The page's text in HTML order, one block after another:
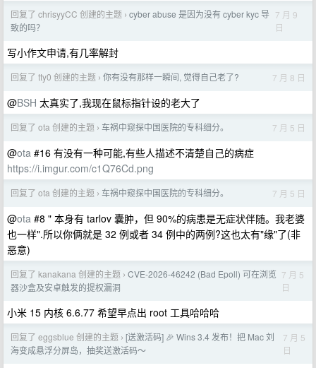
回复了 chrisyyCC 创建的主题 › cyber abuse 是因为没有 cyber kyc 导
致的吗？
7 月 9
日
写小作文申请,有几率解封
回复了 tty0 创建的主题 › 你有没有那样一瞬间, 觉得自己老了? 7 月 8 日
@BSH 太真实了,我现在鼠标指针设的老大了
回复了 ota 创建的主题 › 车祸中窥探中国医院的专科细分。 7 月 5 日
@ota #16 有没有一种可能,有些人描述不清楚自己的病症
https://i.imgur.com/c1Q76Cd.png
回复了 ota 创建的主题 › 车祸中窥探中国医院的专科细分。 7 月 5 日
@ota #8 " 本身有 tarlov 囊肿，但 90%的病患是无症状伴随。我老婆
也一样".所以你俩就是 32 例或者 34 例中的两例?这也太有"缘"了(非
恶意)
回复了 kanakana 创建的主题 › CVE-2026-46242 (Bad Epoll) 可在浏览
器沙盒及安卓触发的提权漏洞
7 月 5
日
小米 15 内核 6.6.77 希望早点出 root 工具哈哈哈
回复了 eggsblue 创建的主题 › [送激活码] 🎉 Wins 3.4 发布！把 Mac 刘
海变成悬浮分屏岛，抽奖送激活码～
7 月 5
日